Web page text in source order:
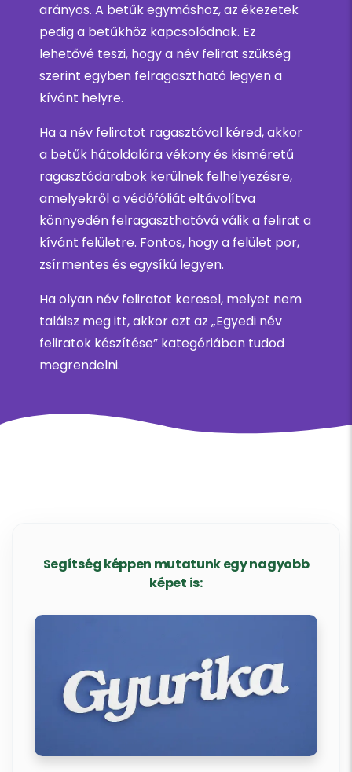
arányos. A betűk egymáshoz, az ékezetek
pedig a betűkhöz kapcsolódnak. Ez
lehetővé teszi, hogy a név felirat szükség
szerint egyben felragasztható legyen a
kívánt helyre.
Ha a név feliratot ragasztóval kéred, akkor
a betűk hátoldalára vékony és kisméretű
ragasztódarabok kerülnek felhelyezésre,
amelyekről a védőfóliát eltávolítva
könnyedén felragaszthatóvá válik a felirat a
kívánt felületre. Fontos, hogy a felület por,
zsírmentes és egysíkú legyen.
Ha olyan név feliratot keresel, melyet nem
találsz meg itt, akkor azt az „Egyedi név
feliratok készítése” kategóriában tudod
megrendelni.
Segítség képpen mutatunk egy nagyobb
képet is: